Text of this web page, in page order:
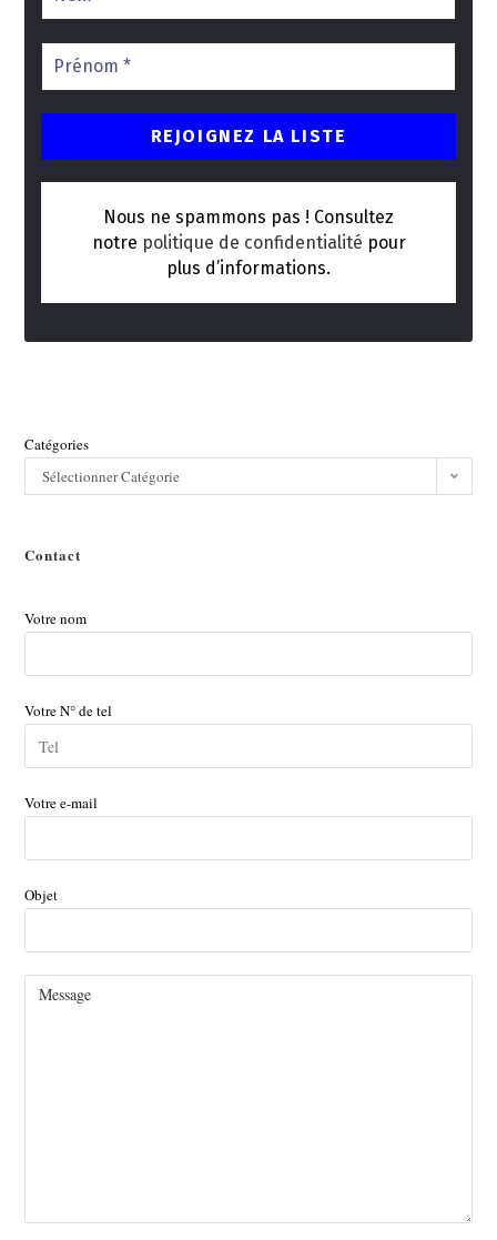
Nous ne spammons pas ! Consultez
notre politique de confidentialité pour
plus d’informations.
Catégories
Sélectionner Catégorie
Contact
Votre nom
Votre N° de tel
Votre e-mail
Objet